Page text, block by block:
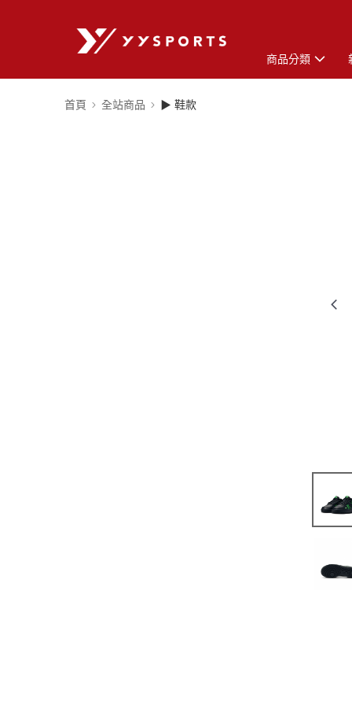
商品分類
首頁 全站商品 ▶ 鞋款